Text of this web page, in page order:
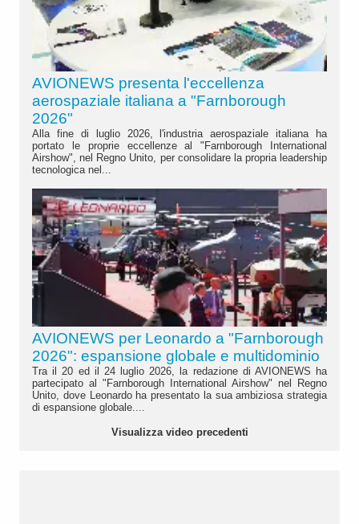
AVIONEWS presenta l'eccellenza
aerospaziale italiana a "Farnborough
2026"
Alla fine di luglio 2026, l'industria aerospaziale italiana ha
portato le proprie eccellenze al "Farnborough International
Airshow", nel Regno Unito, per consolidare la propria leadership
tecnologica nel...
AVIONEWS per Leonardo a "Farnborough
2026": espansione globale e multidominio
Tra il 20 ed il 24 luglio 2026, la redazione di AVIONEWS ha
partecipato al "Farnborough International Airshow" nel Regno
Unito, dove Leonardo ha presentato la sua ambiziosa strategia
di espansione globale....
Visualizza video precedenti